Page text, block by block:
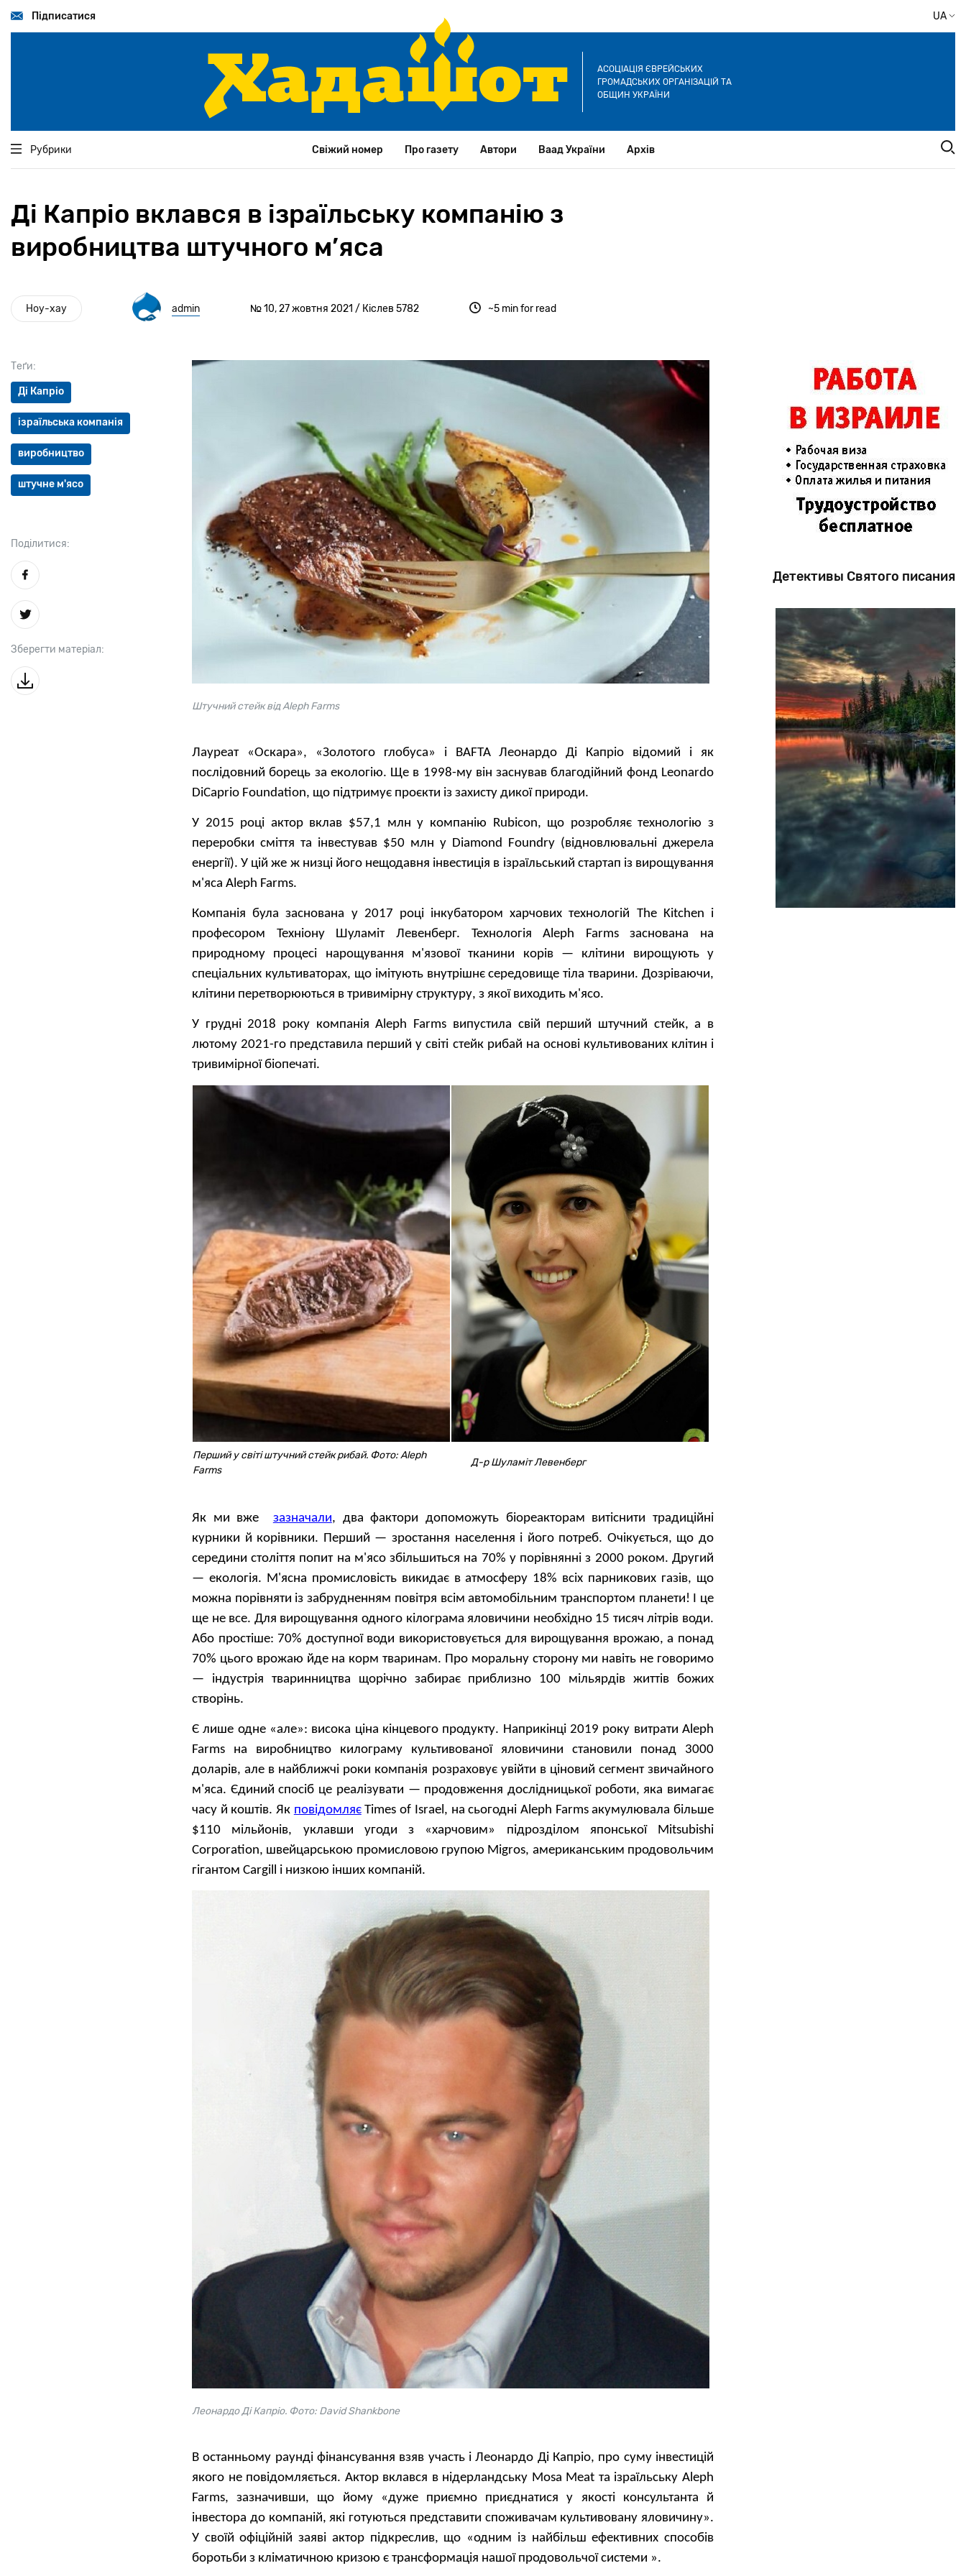
основногоПідписатися UA
АСОЦІАЦІЯ ЄВРЕЙСЬКИХ
ГРОМАДСЬКИХ ОРГАНІЗАЦІЙ ТА
ОБЩИН УКРАЇНИ
Рубрики Свіжий номер Про газету Автори Ваад України Архів
Ді Капріо вклався в ізраїльську компанію з
виробництва штучного м’яса
Ноу-хау admin № 10, 27 жовтня 2021 / Кіслев 5782 ~5 min for read
Теґи:
Ді Капріо
ізраїльська компанія
виробництво
штучне м'ясо
Поділитися:
Зберегти матеріал:
Штучний стейк від Aleph Farms
Лауреат «Оскара», «Золотого глобуса» і BAFTA Леонардо Ді Капріо відомий і як
послідовний борець за екологію. Ще в 1998-му він заснував благодійний фонд Leonardo
DiCaprio Foundation, що підтримує проєкти із захисту дикої природи.
У 2015 році актор вклав $57,1 млн у компанію Rubicon, що розробляє технологію з
переробки сміття та інвестував $50 млн у Diamond Foundry (відновлювальні джерела
енергії). У цій же ж низці його нещодавня інвестиція в ізраїльський стартап із вирощування
м'яса Aleph Farms.
Компанія була заснована у 2017 році інкубатором харчових технологій The Kitchen і
професором Техніону Шуламіт Левенберг. Технологія Aleph Farms заснована на
природному процесі нарощування м'язової тканини корів — клітини вирощують у
спеціальних культиваторах, що імітують внутрішнє середовище тіла тварини. Дозріваючи,
клітини перетворюються в тривимірну структуру, з якої виходить м'ясо.
У грудні 2018 року компанія Aleph Farms випустила свій перший штучний стейк, а в
лютому 2021-го представила перший у світі стейк рибай на основі культивованих клітин і
тривимірної біопечаті.
Перший у світі штучний стейк рибай. Фото: Aleph
Farms
Д-р Шуламіт Левенберг
Як ми вже зазначали, два фактори допоможуть біореакторам витіснити традиційні
курники й корівники. Перший — зростання населення і його потреб. Очікується, що до
середини століття попит на м'ясо збільшиться на 70% у порівнянні з 2000 роком. Другий
— екологія. М'ясна промисловість викидає в атмосферу 18% всіх парникових газів, що
можна порівняти із забрудненням повітря всім автомобільним транспортом планети! І це
ще не все. Для вирощування одного кілограма яловичини необхідно 15 тисяч літрів води.
Або простіше: 70% доступної води використовується для вирощування врожаю, а понад
70% цього врожаю йде на корм тваринам. Про моральну сторону ми навіть не говоримо
— індустрія тваринництва щорічно забирає приблизно 100 мільярдів життів божих
створінь.
Є лише одне «але»: висока ціна кінцевого продукту. Наприкінці 2019 року витрати Aleph
Farms на виробництво килограму культивованої яловичини становили понад 3000
доларів, але в найближчі роки компанія розраховує увійти в ціновий сегмент звичайного
м'яса. Єдиний спосіб це реалізувати — продовження дослідницької роботи, яка вимагає
часу й коштів. Як повідомляєTimes of Israel, на сьогодні Aleph Farms акумулювала більше
$110 мільйонів, уклавши угоди з «харчовим» підрозділом японської Mitsubishi
Corporation, швейцарською промисловою групою Migros, американським продовольчим
гігантом Cargill і низкою інших компаній.
Леонардо Ді Капріо. Фото: David Shankbone
В останньому раунді фінансування взяв участь і Леонардо Ді Капріо, про суму інвестицій
якого не повідомляється. Актор вклався в нідерландську Mosa Meat та ізраїльську Aleph
Farms, зазначивши, що йому «дуже приємно приєднатися у якості консультанта й
інвестора до компаній, які готуються представити споживачам культивовану яловичину».
У своїй офіційній заяві актор підкреслив, що «одним із найбільш ефективних способів
боротьби з кліматичною кризою є трансформація нашої продовольчої системи ».
Детективы Святого писания